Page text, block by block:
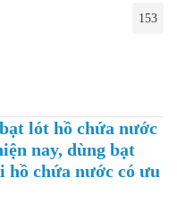
153
lót hồ chứa nước
nay, dùng bạt
hồ chứa nước có ưu